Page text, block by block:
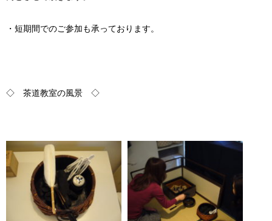
・短期間でのご参加も承っております。
◇ 茶道教室の風景 ◇